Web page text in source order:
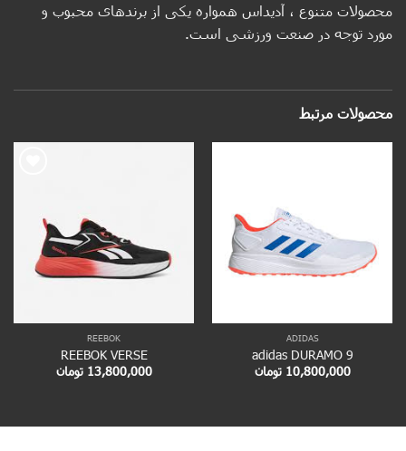
محصولات متنوع ، آدیداس همواره یکی از برندهای محبوب و
مورد توجه در صنعت ورزشی است.
محصولات مرتبط
ADIDAS
adidas DURAMO 9
10,800,000 تومان
REEBOK
REEBOK VERSE
13,800,000 تومان